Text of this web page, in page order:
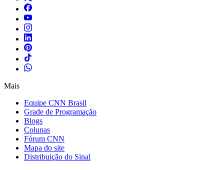
Mais
Equipe CNN Brasil
Grade de Programação
Blogs
Colunas
Fórum CNN
Mapa do site
Distribuição do Sinal